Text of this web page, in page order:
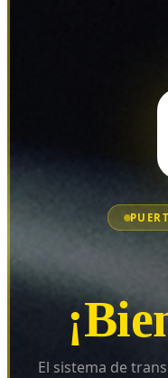
El sistema de